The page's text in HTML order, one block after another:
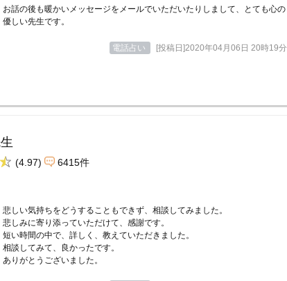
お話の後も暖かいメッセージをメールでいただいたりしまして、とても心の
優しい先生です。
電話占い [投稿日]2020年04月06日 20時19分
(4.97) 6415件
悲しい気持ちをどうすることもできず、相談してみました。
悲しみに寄り添っていただけて、感謝です。
短い時間の中で、詳しく、教えていただきました。
相談してみて、良かったです。
ありがとうございました。